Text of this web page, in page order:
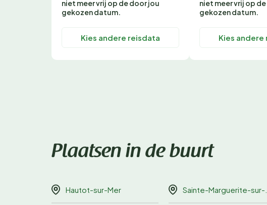
niet meer vrij op de door jou
gekozen datum.
Kies andere reisdata
niet meer vrij op
gekozen datum.
Kies andere
Plaatsen in de buurt
Hautot-sur-Mer Sainte-Marguerite-sur-Mer